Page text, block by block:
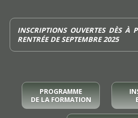
INSCRIPTIONS OUVERTES DÈS À
RENTRÉE DE SEPTEMBRE 2025
PROGRAMME
DE LA FORMATION